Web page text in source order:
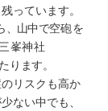
っています。
、 山中で空砲を
峯神社
ります。
リスクも高か
ない中でも、